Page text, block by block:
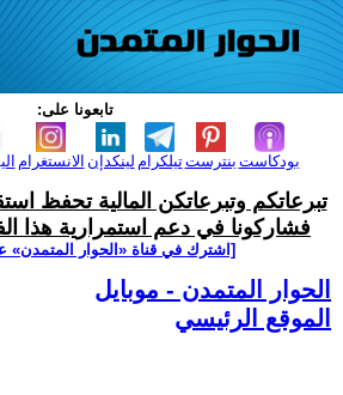
تابعونا على:
الانستغرام لينكدإن تيلكرامبنترست بودكاست
تبرعاتكم وتبرعاتكن المالية تحفظ
فشاركونا في دعم استمرارية هذا
[اشترك في قناة ‫«الحوار المتمدن»
الحوار المتمدن - موبايل
الموقع الرئيسي